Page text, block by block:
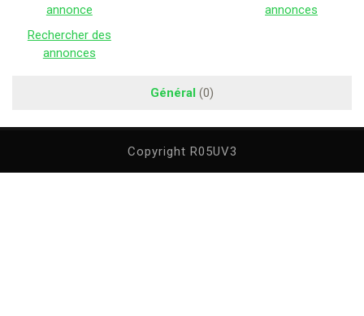
annonce
annonces
Rechercher des
annonces
Général (0)
Copyright R05UV3